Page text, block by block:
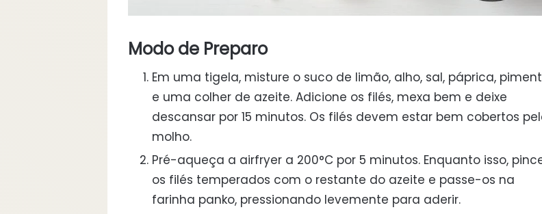
Modo de Preparo
Em uma tigela, misture o suco de limão, alho, sal, páprica,
e uma colher de azeite. Adicione os filés, mexa bem e deixe
descansar por 15 minutos. Os filés devem estar bem cobertos
molho.
Pré-aqueça a airfryer a 200°C por 5 minutos. Enquanto isso,
os filés temperados com o restante do azeite e passe-os na
farinha panko, pressionando levemente para aderir.